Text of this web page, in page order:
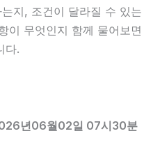
지, 조건이 달라질 수 있는
이 무엇인지 함께 물어보면
다.
년06월02일 07시30분